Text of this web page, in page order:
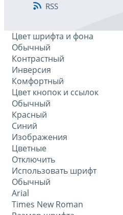
RSS
Цвет шрифта и фона
Обычный
Контрастный
Инверсия
Комфортный
Цвет кнопок и ссылок
Обычный
Красный
Синий
Изображения
Цветные
Отключить
Использовать шрифт
Обычный
Arial
Times New Roman